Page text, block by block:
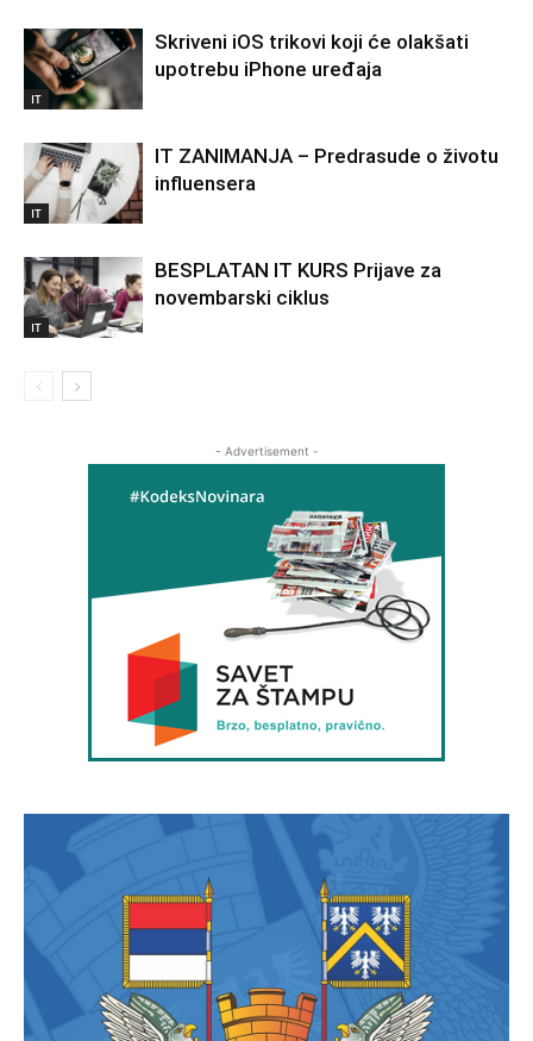
IT
Skriveni iOS trikovi koji će olakšati
upotrebu iPhone uređaja
IT
IT ZANIMANJA – Predrasude o životu
influensera
IT
BESPLATAN IT KURS Prijave za
novembarski ciklus
- Advertisement -